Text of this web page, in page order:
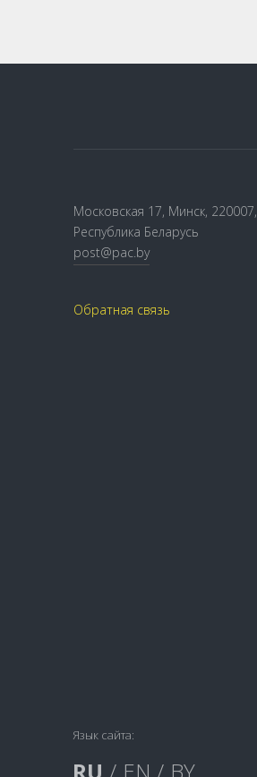
Московская 17, Минск, 220007,
Республика Беларусь
post@pac.by
Обратная связь
Язык сайта: